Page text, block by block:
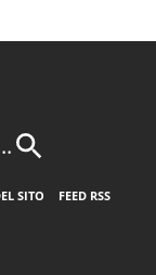
SITO
FEED RSS